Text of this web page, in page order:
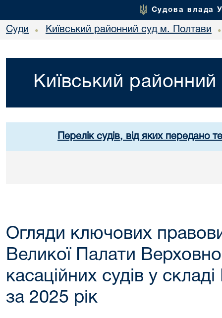
Судова влада
Суди • Київський районний суд м. Полтави •
Київський
Перелік судів, від яких передано
Огляди ключових
Великої Палати
касаційних судів у
за 2025 рік